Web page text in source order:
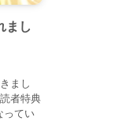
まし
まし
者特典
ってい